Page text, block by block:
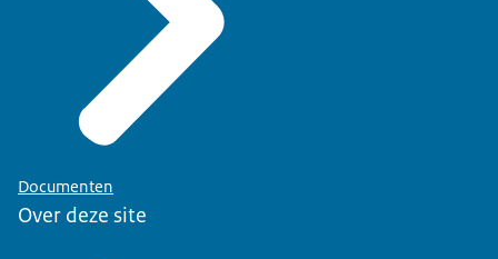
Documenten
Over deze site